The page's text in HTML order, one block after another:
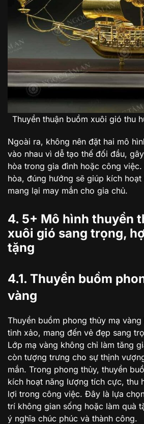
Thuyền thuận buồm xuôi gió thu
Ngoài ra, không nên đặt hai mô
vào nhau vì dễ tạo thế đối đầu,
hòa trong gia đình hoặc công
hòa, đúng hướng sẽ giúp kích
mang lại may mắn cho gia chủ.
4. 5+ Mô hình thuyền
xuôi gió sang trọng,
tặng
4.1. Thuyền buồm
vàng
Thuyền buồm phong thủy mạ
tinh xảo, mang đến vẻ đẹp sang
Lớp mạ vàng không chỉ làm tăng
còn tượng trưng cho sự thịnh
mắn. Trong phong thủy, thuyền
kích hoạt năng lượng tích cực, thu
lợi trong công việc. Đây là lựa
trí không gian sống hoặc làm quà
ý nghĩa chúc phúc và thành công.